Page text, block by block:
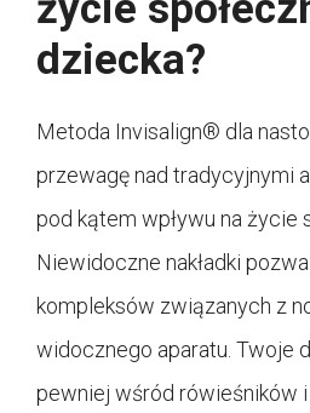
dziecka?
Metoda Invisalign® dla
przewagę nad tradycyjnymi
pod kątem wpływu na życie
Niewidoczne nakładki
kompleksów związanych z
widocznego aparatu. Twoje
pewniej wśród rówieśników